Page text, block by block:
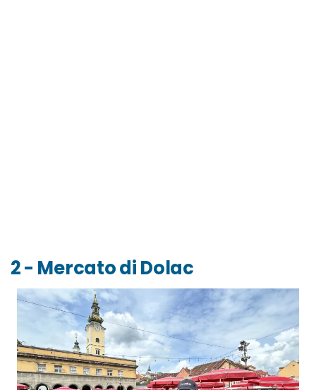
2 - Mercato di Dolac